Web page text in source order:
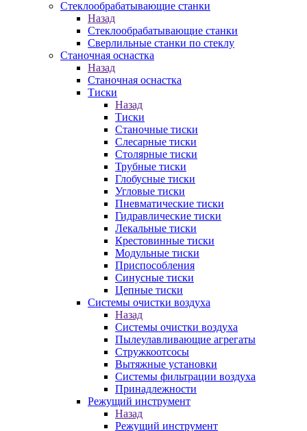
Стеклообрабатывающие станки
Назад
Стеклообрабатывающие станки
Сверлильные станки по стеклу
Станочная оснастка
Назад
Станочная оснастка
Тиски
Назад
Тиски
Станочные тиски
Слесарные тиски
Столярные тиски
Трубные тиски
Глобусные тиски
Угловые тиски
Пневматические тиски
Гидравлические тиски
Лекальные тиски
Крестовинные тиски
Модульные тиски
Приспособления
Синусные тиски
Цепные тиски
Системы очистки воздуха
Назад
Системы очистки воздуха
Пылеулавливающие агрегаты
Стружкоотсосы
Вытяжные установки
Системы фильтрации воздуха
Принадлежности
Режущий инструмент
Назад
Режущий инструмент